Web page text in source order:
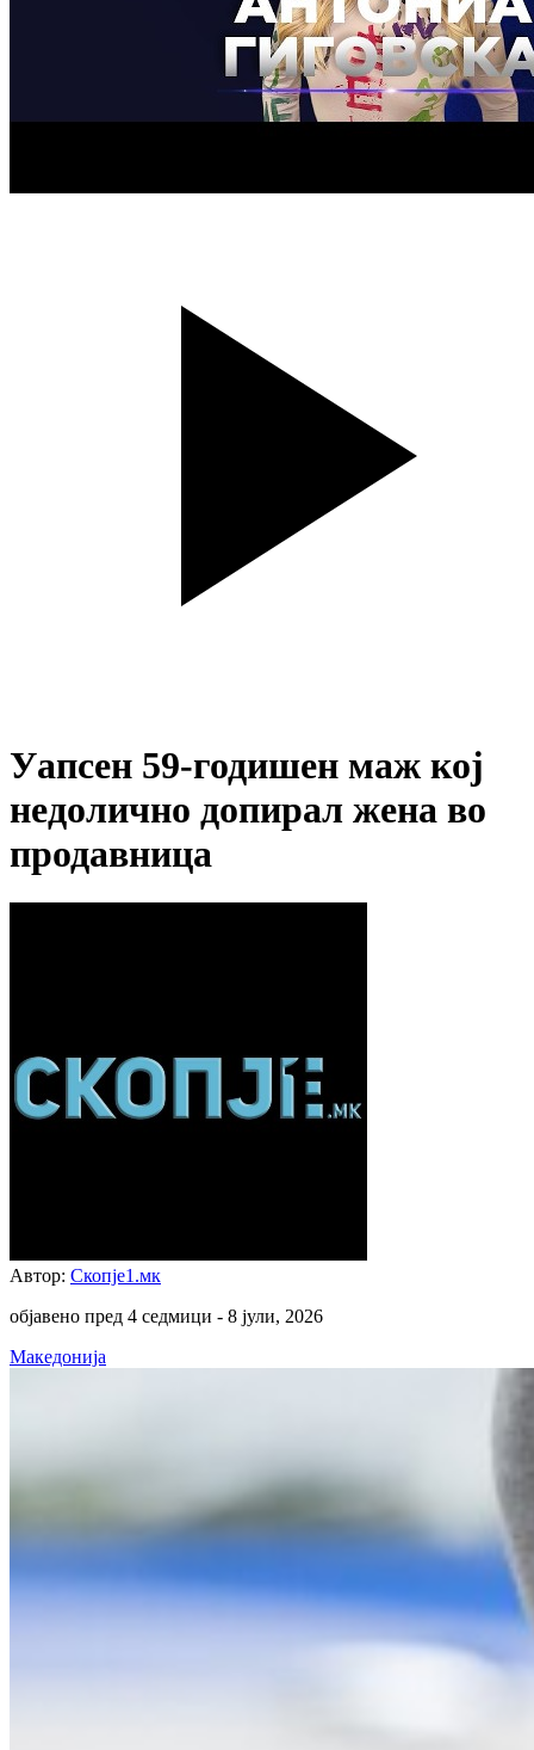
Уапсен 59-годишен маж кој
недолично допирал жена во
продавница
Автор: Скопје1.мк
објавено пред 4 седмици - 8 јули, 2026
Македонија